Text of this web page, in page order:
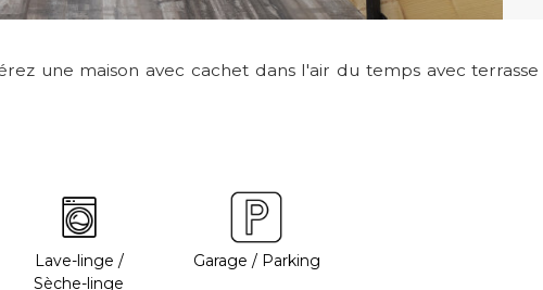
une maison avec cachet dans l'air du temps avec
Lave-linge /
Sèche-linge
Garage / Parking